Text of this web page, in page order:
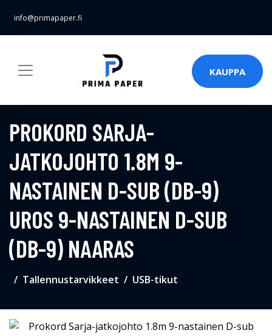
info@primapaper.fi
KAUPPA
PROKORD SARJA-
JATKOJOHTO 1.8M 9-
NASTAINEN D-SUB (DB-9)
UROS 9-NASTAINEN D-SUB
(DB-9) NAARAS
Tallennustarvikkeet USB-tikut